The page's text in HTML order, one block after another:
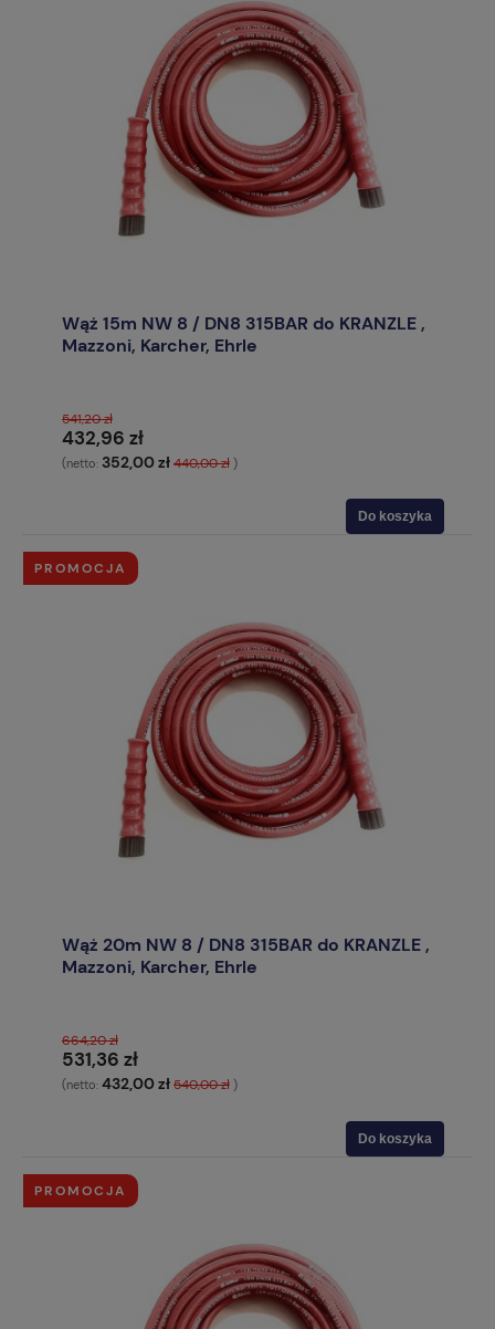
Wąż 15m NW 8 / DN8 315BAR do KRANZLE ,
Mazzoni, Karcher, Ehrle
432,96 zł
541,20 zł
(netto: 352,00 zł440,00 zł )
Do koszyka
Wąż 20m NW 8 / DN8 315BAR do KRANZLE ,
Mazzoni, Karcher, Ehrle
531,36 zł
664,20 zł
(netto: 432,00 zł540,00 zł )
Do koszyka
PROMOCJA
PROMOCJA